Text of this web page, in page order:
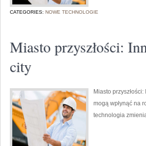
CATEGORIES: NOWE TECHNOLOGIE
Miasto przyszłości:
city
Miasto
mogą wpłynąć na
technologia